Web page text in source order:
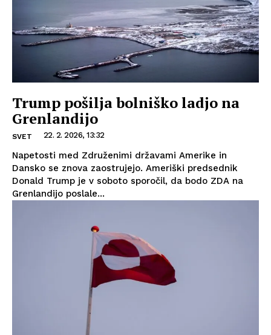
Trump pošilja bolniško ladjo na
Grenlandijo
SVET 22. 2. 2026, 13:32
Napetosti med Združenimi državami Amerike in
Dansko se znova zaostrujejo. Ameriški predsednik
Donald Trump je v soboto sporočil, da bodo ZDA na
Grenlandijo poslale...